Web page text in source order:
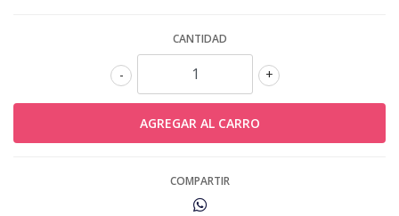
CANTIDAD
+
-
COMPARTIR